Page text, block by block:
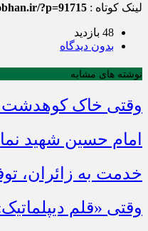
لینک کوتاه : ?p=91715
48 بازدید
بدون دیدگاه
نوشته های مشابه
وقتی خاک کوهدشت
امام حسین شهید
خدمت به زائران،
وقتی «قلم